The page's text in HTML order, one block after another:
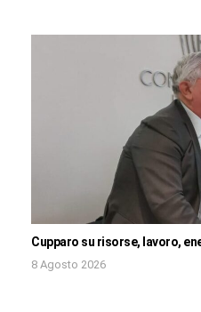
Cupparo su risorse, lavoro,
8 Agosto 2026